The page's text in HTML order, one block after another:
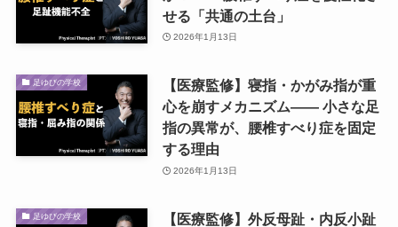
せる「共通の土台」
2026年1月13日
足ゆびの学校
【医療監修】寝指・かがみ指が重
心を崩すメカニズム―― 小さな足
指の異常が、腰椎すべり症を固定
する理由
2026年1月13日
足ゆびの学校
【医療監修】外反母趾・内反小趾